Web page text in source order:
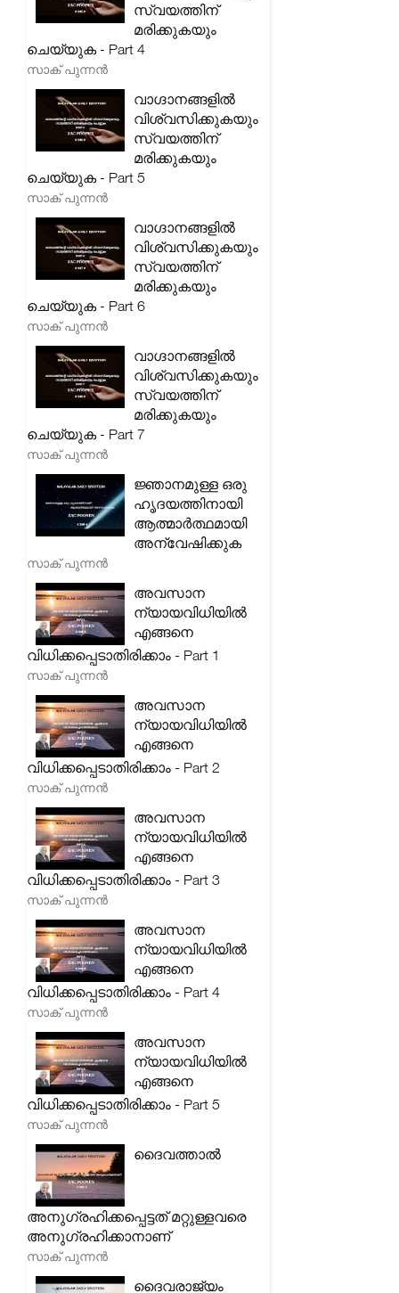
സ്വയത്തിന്
മരിക്കുകയും
ചെയ്യുക - Part 4
സാക് പുന്നൻ
വാഗ്ദാനങ്ങളിൽ
വിശ്വസിക്കുകയും
സ്വയത്തിന്
മരിക്കുകയും
ചെയ്യുക - Part 5
സാക് പുന്നൻ
വാഗ്ദാനങ്ങളിൽ
വിശ്വസിക്കുകയും
സ്വയത്തിന്
മരിക്കുകയും
ചെയ്യുക - Part 6
സാക് പുന്നൻ
വാഗ്ദാനങ്ങളിൽ
വിശ്വസിക്കുകയും
സ്വയത്തിന്
മരിക്കുകയും
ചെയ്യുക - Part 7
സാക് പുന്നൻ
ജ്ഞാനമുള്ള ഒരു
ഹൃദയത്തിനായി
ആത്മാർത്ഥമായി
അന്വേഷിക്കുക
സാക് പുന്നൻ
അവസാന
ന്യായവിധിയിൽ
എങ്ങനെ
വിധിക്കപ്പെടാതിരിക്കാം - Part 1
സാക് പുന്നൻ
അവസാന
ന്യായവിധിയിൽ
എങ്ങനെ
വിധിക്കപ്പെടാതിരിക്കാം - Part 2
സാക് പുന്നൻ
അവസാന
ന്യായവിധിയിൽ
എങ്ങനെ
വിധിക്കപ്പെടാതിരിക്കാം - Part 3
സാക് പുന്നൻ
അവസാന
ന്യായവിധിയിൽ
എങ്ങനെ
വിധിക്കപ്പെടാതിരിക്കാം - Part 4
സാക് പുന്നൻ
അവസാന
ന്യായവിധിയിൽ
എങ്ങനെ
വിധിക്കപ്പെടാതിരിക്കാം - Part 5
സാക് പുന്നൻ
ദൈവത്താൽ
അനുഗ്രഹിക്കപ്പെട്ടത് മറ്റുള്ളവരെ
അനുഗ്രഹിക്കാനാണ്
സാക് പുന്നൻ
ദൈവരാജ്യം